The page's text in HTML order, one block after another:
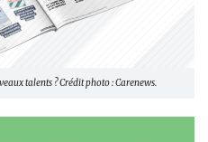
talents ? Crédit photo : Carenews.